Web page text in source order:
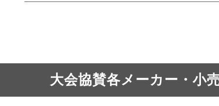
大会協賛各メーカー・小